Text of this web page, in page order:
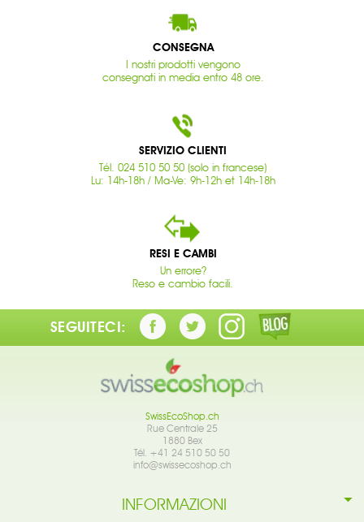
CONSEGNA
I nostri prodotti vengono
consegnati in media entro 48 ore.
SERVIZIO CLIENTI
Tél. 024 510 50 50 (solo in francese)
Lu: 14h-18h / Ma-Ve: 9h-12h et 14h-18h
RESI E CAMBI
Un errore?
Reso e cambio facili.
SEGUITECI:
SwissEcoShop.ch
Rue Centrale 25
1880 Bex
Tél. +41 24 510 50 50
info@swissecoshop.ch
INFORMAZIONI